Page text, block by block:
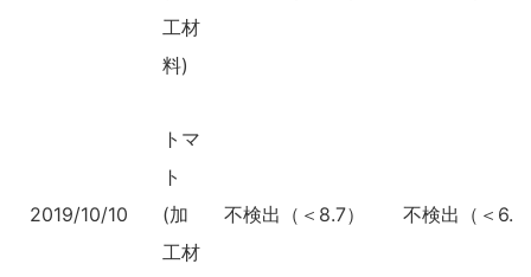
工材
料)
2019/10/10
トマ
ト
(加
工材
不検出（＜8.7） 不検出（＜6.2